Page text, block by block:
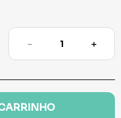
＋
－